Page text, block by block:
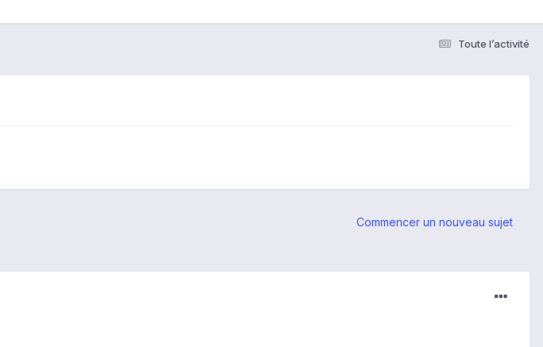
Toute l’activité
Commencer un nouveau sujet